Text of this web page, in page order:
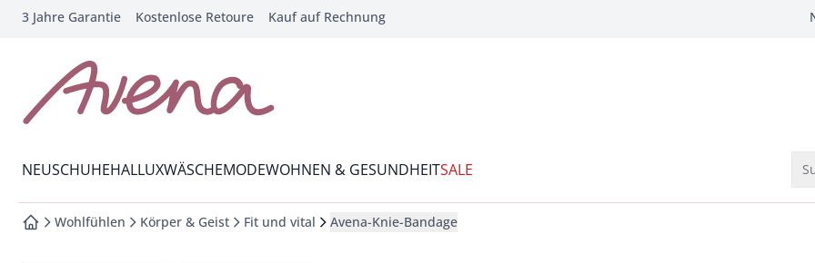
springen
springen
springen
springen
3 Jahre Garantie Kostenlose Retoure Kauf auf Rechnung
zur Startseite
Wechsel in das Menü mit Pfeil-Runter Taste
NEUSCHUHEHALLUXWÄSCHEMODEWOHNEN & GESUNDHEITSALE
zur Startseite
Wohlfühlen Körper & Geist Fit und vital Avena-Knie-Bandage